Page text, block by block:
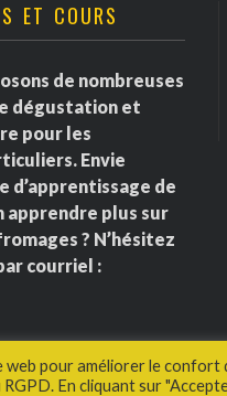
ET COURS
de nombreuses
dégustation et
pour les
Envie
d’apprentissage de
apprendre plus sur
? N’hésitez
courriel :
pour améliorer le
En cliquant sur